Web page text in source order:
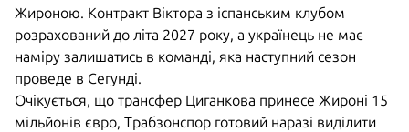
Жироною. Контракт Віктора з іспанським клубом
розрахований до літа 2027 року, а українець не має
наміру залишатись в команді, яка наступний сезон
проведе в Сегунді.
Очікується, що трансфер Циганкова принесе Жироні 15
мільйонів євро, Трабзонспор готовий наразі виділити